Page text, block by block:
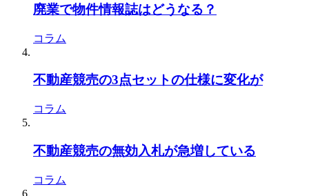
廃業で物件情報誌はどうなる？
コラム
不動産競売の3点セットの仕様に変化が
コラム
不動産競売の無効入札が急増している
コラム